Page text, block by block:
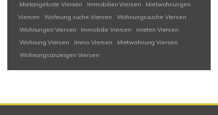
Mietangebote Viersen Immobilien Viersen
Mietwohnungen
Viersen
Wohnung suche Viersen
Wohnungssuche Viersen
Wohnungen Viersen
Immobilie Viersen
mieten Viersen
Wohnung Viersen
Immo Viersen
Mietwohnung Viersen
Wohnungsanzeigen Viersen